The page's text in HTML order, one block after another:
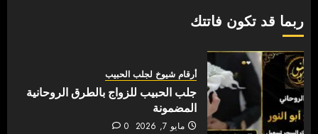
ربما قد تكون فاتتك
أرقام شيوخ لجلب الحبيب
جلب الحبيب للزواج بالطرق الروحانية
المضمونة
مايو 7, 2026 0